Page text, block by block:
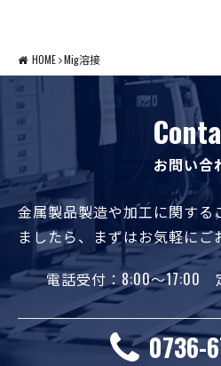
HOME Mig溶接
お問い合
金属製品製造や加工に関す
ましたら、 まずはお気軽に
電話受付：8:00～17:00
0736-